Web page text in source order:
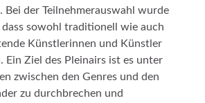
Bei der Teilnehmerauswahl wurde
sowohl traditionell wie auch
Künstlerinnen und Künstler
Ein Ziel des Pleinairs ist es unter
zwischen den Genres und den
zu durchbrechen und